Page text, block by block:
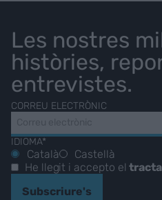
Les nostres
històries,
entrevistes.
CORREU ELECTRÒNIC
IDIOMA*
Català
Castellà
He llegit i accepto el
Subscriure's